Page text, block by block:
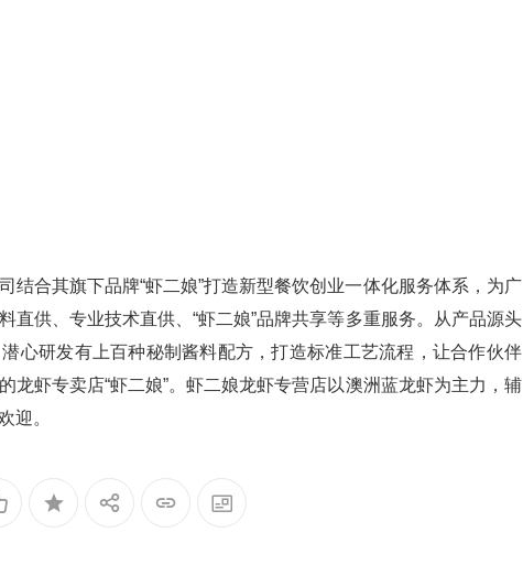
合其旗下品牌“虾二娘”打造新型餐饮创业一体化服务体系，为广
直供、专业技术直供、“虾二娘”品牌共享等多重服务。从产品源头
心研发有上百种秘制酱料配方，打造标准工艺流程，让合作伙伴
龙虾专卖店“虾二娘”。虾二娘龙虾专营店以澳洲蓝龙虾为主力，辅
迎。